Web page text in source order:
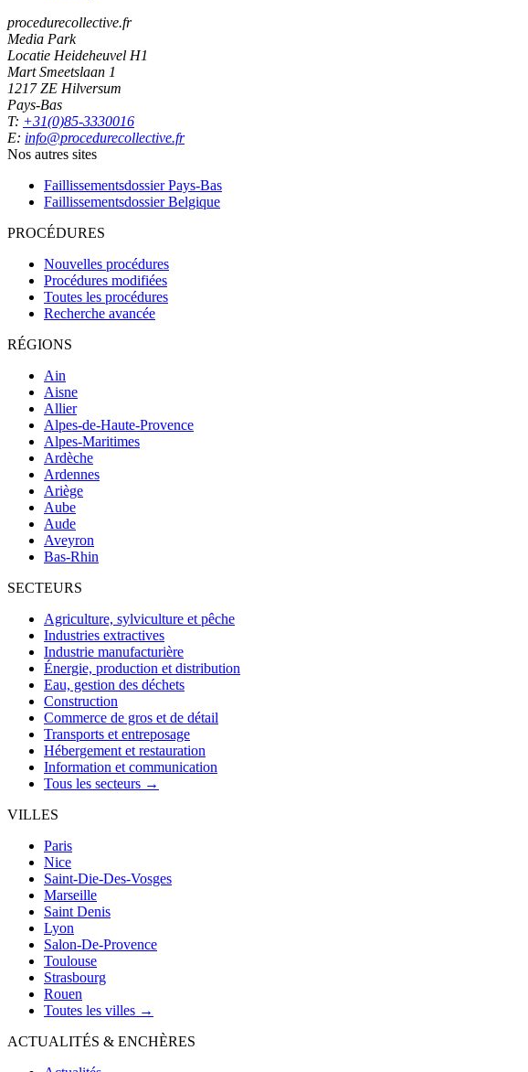
procedurecollective.fr
Media Park
Locatie Heideheuvel H1
Mart Smeetslaan 1
1217 ZE Hilversum
Pays-Bas
T: +31(0)85-3330016
E: info@procedurecollective.fr
Nos autres sites
Faillissementsdossier Pays-Bas
Faillissementsdossier Belgique
PROCÉDURES
Nouvelles procédures
Procédures modifiées
Toutes les procédures
Recherche avancée
RÉGIONS
Ain
Aisne
Allier
Alpes-de-Haute-Provence
Alpes-Maritimes
Ardèche
Ardennes
Ariège
Aube
Aude
Aveyron
Bas-Rhin
SECTEURS
Agriculture, sylviculture et pêche
Industries extractives
Industrie manufacturière
Énergie, production et distribution
Eau, gestion des déchets
Construction
Commerce de gros et de détail
Transports et entreposage
Hébergement et restauration
Information et communication
Tous les secteurs →
VILLES
Paris
Nice
Saint-Die-Des-Vosges
Marseille
Saint Denis
Lyon
Salon-De-Provence
Toulouse
Strasbourg
Rouen
Toutes les villes →
ACTUALITÉS & ENCHÈRES